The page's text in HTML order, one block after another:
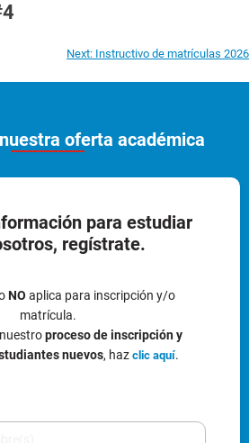
Next: Instructivo de matrículas 2026
oferta académica
para estudiar
regístrate.
NO aplica para inscripción y/o
matrícula.
proceso de inscripción y
nuevos, haz clic aquí.